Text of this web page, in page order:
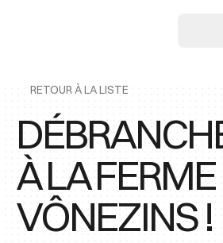
RETOUR À LA LISTE
À LA
VÔNEZINS !